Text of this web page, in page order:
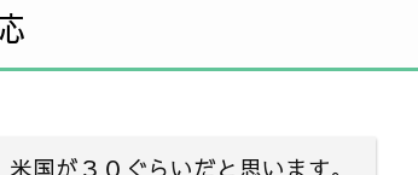
国が３０ぐらいだと思います。